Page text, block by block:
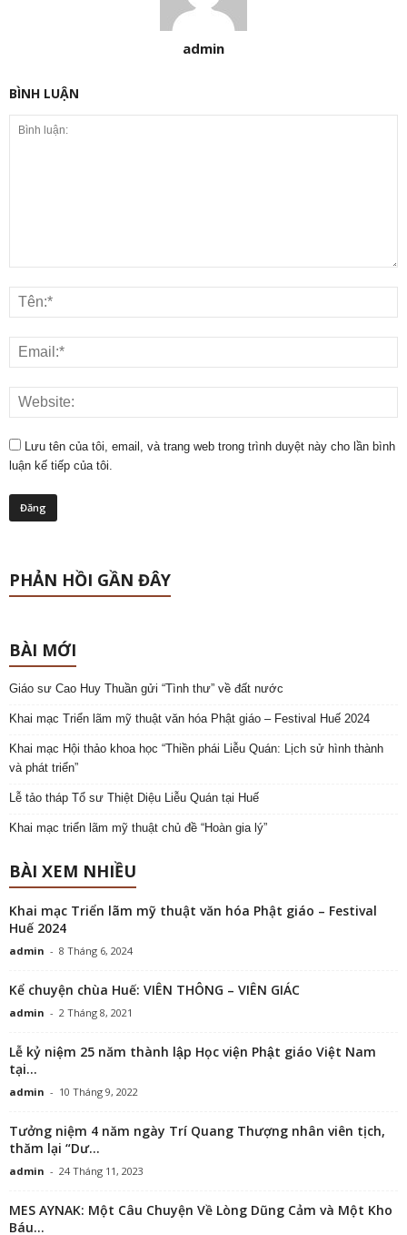
admin
BÌNH LUẬN
Lưu tên của tôi, email, và trang web trong trình duyệt này cho lần bình
luận kế tiếp của tôi.
PHẢN HỒI GẦN ĐÂY
BÀI MỚI
Giáo sư Cao Huy Thuần gửi “Tình thư” về đất nước
Khai mạc Triển lãm mỹ thuật văn hóa Phật giáo – Festival Huế 2024
Khai mạc Hội thảo khoa học “Thiền phái Liễu Quán: Lịch sử hình thành
và phát triển”
Lễ tảo tháp Tổ sư Thiệt Diệu Liễu Quán tại Huế
Khai mạc triển lãm mỹ thuật chủ đề “Hoàn gia lý”
BÀI XEM NHIỀU
Khai mạc Triển lãm mỹ thuật văn hóa Phật giáo – Festival
Huế 2024
admin - 8 Tháng 6, 2024
Kể chuyện chùa Huế: VIÊN THÔNG – VIÊN GIÁC
admin - 2 Tháng 8, 2021
Lễ kỷ niệm 25 năm thành lập Học viện Phật giáo Việt Nam
tại...
admin - 10 Tháng 9, 2022
Tưởng niệm 4 năm ngày Trí Quang Thượng nhân viên tịch,
thăm lại “Dư...
admin - 24 Tháng 11, 2023
MES AYNAK: Một Câu Chuyện Về Lòng Dũng Cảm và Một Kho
Báu...